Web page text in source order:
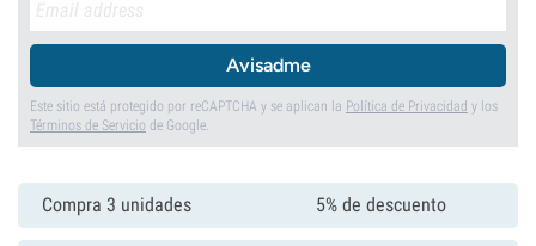
Avisadme
Este sitio está protegido por reCAPTCHA y se aplican la Política de Privacidad y los
Términos de Servicio de Google.
Compra 3 unidades 5% de descuento